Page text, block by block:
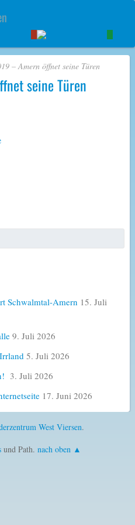
– Amern öffnet seine Türen
seine Türen
Schwalmtal-Amern 15. Juli
9. Juli 2026
5. Juli 2026
3. Juli 2026
17. Juni 2026
West Viersen.
und Path.nach oben